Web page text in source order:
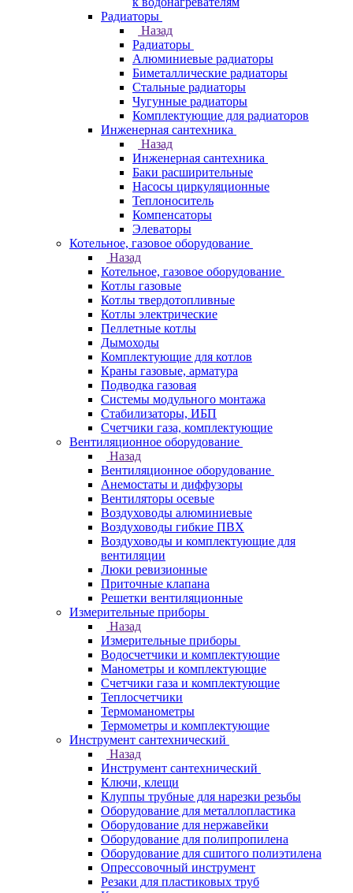
Радиаторы
Назад
Радиаторы
Алюминиевые радиаторы
Биметаллические радиаторы
Стальные радиаторы
Чугунные радиаторы
Комплектующие для радиаторов
Инженерная сантехника
Назад
Инженерная сантехника
Баки расширительные
Насосы циркуляционные
Теплоноситель
Компенсаторы
Элеваторы
Котельное, газовое оборудование
Назад
Котельное, газовое оборудование
Котлы газовые
Котлы твердотопливные
Котлы электрические
Пеллетные котлы
Дымоходы
Комплектующие для котлов
Краны газовые, арматура
Подводка газовая
Системы модульного монтажа
Стабилизаторы, ИБП
Счетчики газа, комплектующие
Вентиляционное оборудование
Назад
Вентиляционное оборудование
Анемостаты и диффузоры
Вентиляторы осевые
Воздуховоды алюминиевые
Воздуховоды гибкие ПВХ
Воздуховоды и комплектующие для
вентиляции
Люки ревизионные
Приточные клапана
Решетки вентиляционные
Измерительные приборы
Назад
Измерительные приборы
Водосчетчики и комплектующие
Манометры и комплектующие
Счетчики газа и комплектующие
Теплосчетчики
Термоманометры
Термометры и комплектующие
Инструмент сантехнический
Назад
Инструмент сантехнический
Ключи, клещи
Клуппы трубные для нарезки резьбы
Оборудование для металлопластика
Оборудование для нержавейки
Оборудование для полипропилена
Оборудование для сшитого полиэтилена
Опрессовочный инструмент
Резаки для пластиковых труб